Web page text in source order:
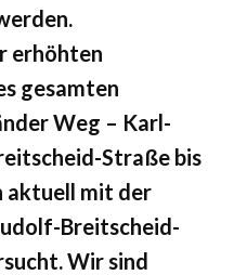
erhöhten
gesamten
Weg – Karl-
Straße bis
aktuell mit der
Breitscheid-
Wir sind